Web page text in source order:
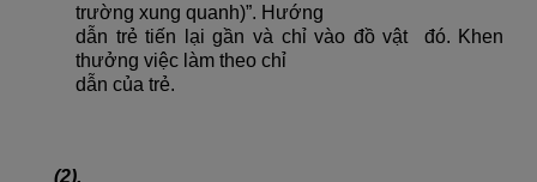
trường xung quanh)”. Hướng
dẫn trẻ tiến lại gần và chỉ vào đồ vật đó. Khen
thưởng việc làm theo chỉ
dẫn của trẻ.
(2).